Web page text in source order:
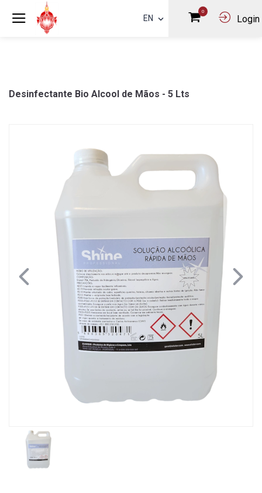
EN
0
Login
Desinfectante Bio Alcool de Mãos - 5 Lts